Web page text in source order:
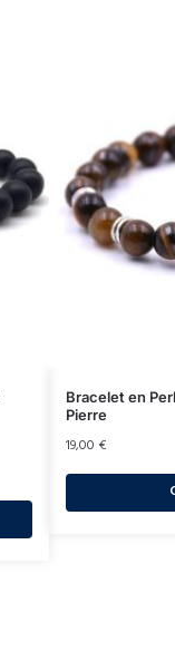
Bracelet en
Pierre
19,00 €